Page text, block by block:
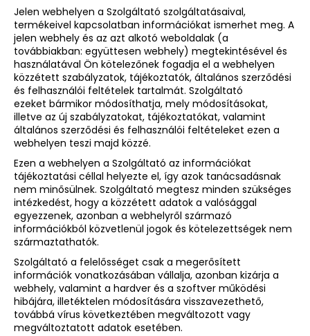
Jelen webhelyen a Szolgáltató szolgáltatásaival,
termékeivel kapcsolatban információkat ismerhet meg. A
jelen webhely és az azt alkotó weboldalak (a
továbbiakban: együttesen webhely) megtekintésével és
használatával Ön kötelezőnek fogadja el a webhelyen
közzétett szabályzatok, tájékoztatók, általános szerződési
és felhasználói feltételek tartalmát. Szolgáltató
ezeket bármikor módosíthatja, mely módosításokat,
illetve az új szabályzatokat, tájékoztatókat, valamint
általános szerződési és felhasználói feltételeket ezen a
webhelyen teszi majd közzé.
Ezen a webhelyen a Szolgáltató az információkat
tájékoztatási céllal helyezte el, így azok tanácsadásnak
nem minősülnek. Szolgáltató megtesz minden szükséges
intézkedést, hogy a közzétett adatok a valósággal
egyezzenek, azonban a webhelyről származó
információkból közvetlenül jogok és kötelezettségek nem
származtathatók.
Szolgáltató a felelősséget csak a megerősített
információk vonatkozásában vállalja, azonban kizárja a
webhely, valamint a hardver és a szoftver működési
hibájára, illetéktelen módosítására visszavezethető,
továbbá vírus következtében megváltozott vagy
megváltoztatott adatok esetében.